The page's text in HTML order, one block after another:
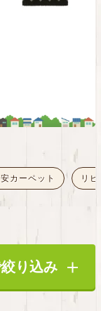
カーペット リ
り込み